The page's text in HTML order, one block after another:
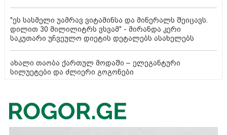
"ეს სასმელი უამრავ ვიტამინსა და მინერალს შეიცავს.
დილით 30 მილილიტრს ვსვამ" - მირანდა კერი
საკუთარი უჩვეულო დიეტის დეტალებს ასახელებს
ახალი თაობა ქართულ მოდაში – ელეგანტური
სილუეტები და ძლიერი გოგონები